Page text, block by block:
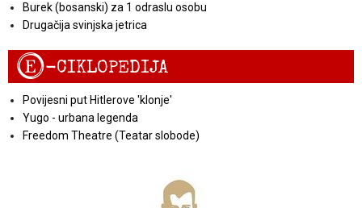
Burek (bosanski) za 1 odraslu osobu
Drugačija svinjska jetrica
E-CIKLOPEDIJA
Povijesni put Hitlerove 'klonje'
Yugo - urbana legenda
Freedom Theatre (Teatar slobode)